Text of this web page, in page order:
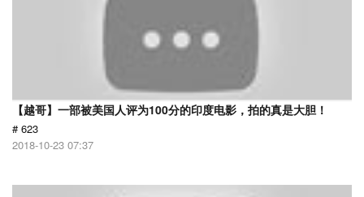
【越哥】一部被美国人评为100分的印度电影，拍的真是大胆！
# 623
2018-10-23 07:37